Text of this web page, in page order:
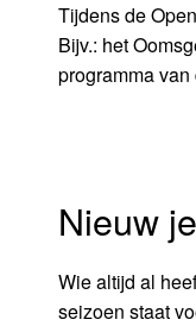
Tijdens de
Bijv.: het
programma
Nieuw
Wie altijd al
seizoen staat